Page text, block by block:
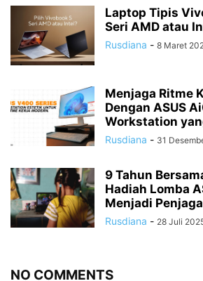
Laptop Tipis
Seri AMD atau
Rusdiana - 8 Maret
Menjaga Ritme
Dengan ASUS
Workstation
Rusdiana - 31
9 Tahun
Hadiah Lomba
Menjadi
Rusdiana - 28 Juli
NO COMMENTS